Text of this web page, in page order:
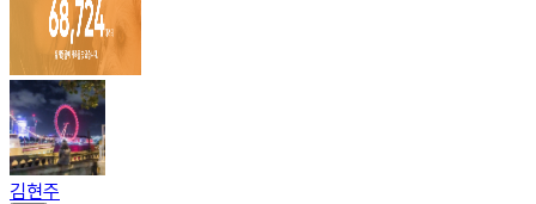
김현주